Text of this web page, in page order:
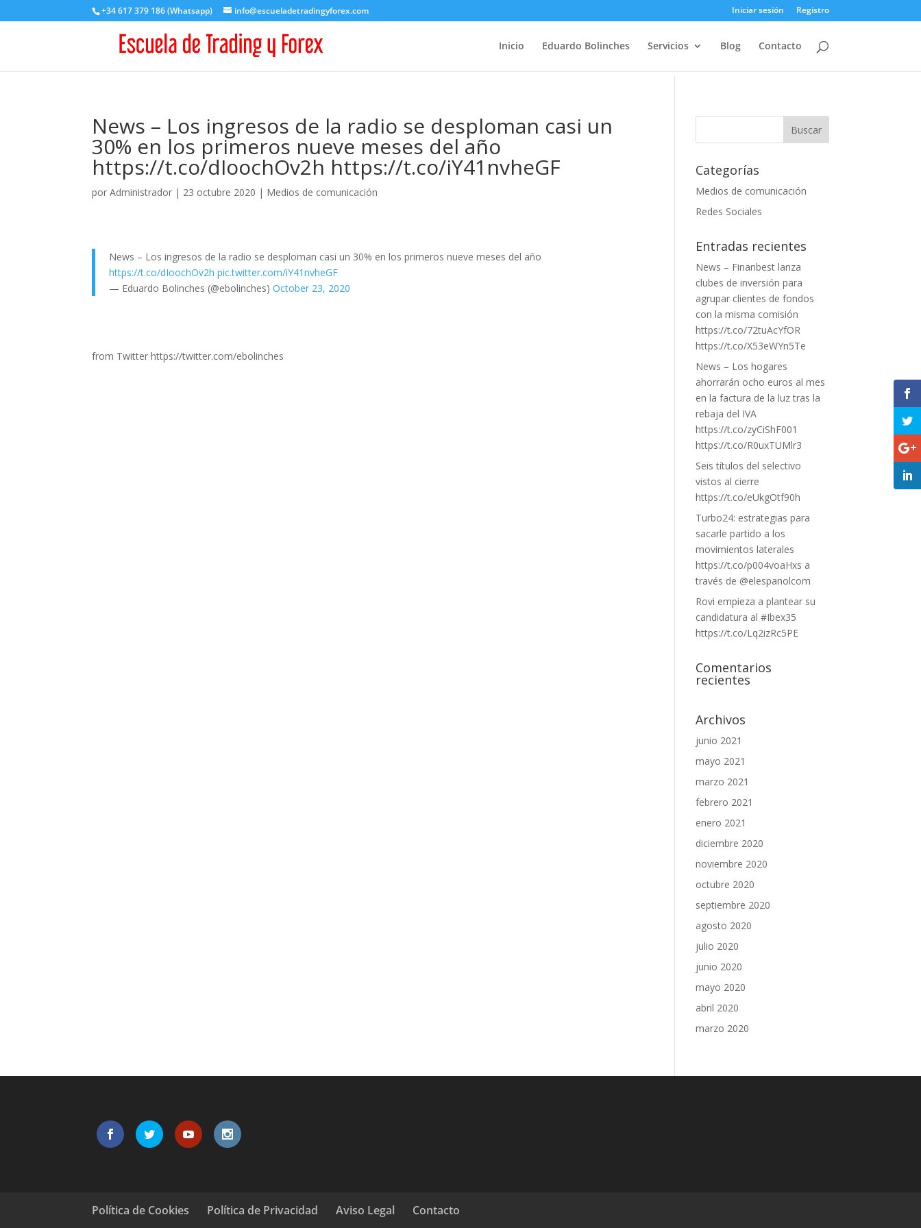
+34 617 379 186 (Whatsapp) info@escueladetradingyforex.com Iniciar sesión Registro
Inicio Eduardo Bolinches Servicios Blog Contacto
News – Los ingresos de la radio se desploman casi un
30% en los primeros nueve meses del año
https://t.co/dIoochOv2h https://t.co/iY41nvheGF
porAdministrador | 23 octubre 2020 | Medios de comunicación
News – Los ingresos de la radio se desploman casi un 30% en los primeros nueve meses del año
https://t.co/dIoochOv2h pic.twitter.com/iY41nvheGF
— Eduardo Bolinches (@ebolinches)October 23, 2020
from Twitter https://twitter.com/ebolinches
Categorías
Medios de comunicación
Redes Sociales
Entradas recientes
News – Finanbest lanza
clubes de inversión para
agrupar clientes de fondos
con la misma comisión
https://t.co/72tuAcYfOR
https://t.co/X53eWYn5Te
News – Los hogares
ahorrarán ocho euros al mes
en la factura de la luz tras la
rebaja del IVA
https://t.co/zyCiShF001
https://t.co/R0uxTUMlr3
Seis títulos del selectivo
vistos al cierre
https://t.co/eUkgOtf90h
Turbo24: estrategias para
sacarle partido a los
movimientos laterales
https://t.co/p004voaHxs a
través de @elespanolcom
Rovi empieza a plantear su
candidatura al #Ibex35
https://t.co/Lq2izRc5PE
Comentarios
recientes
Archivos
junio 2021
mayo 2021
marzo 2021
febrero 2021
enero 2021
diciembre 2020
noviembre 2020
octubre 2020
septiembre 2020
agosto 2020
julio 2020
junio 2020
mayo 2020
abril 2020
marzo 2020
Política de Cookies Política de Privacidad Aviso Legal Contacto